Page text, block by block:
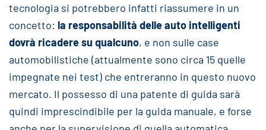
tecnologia si potrebbero infatti riassumere in un
concetto: la responsabilità delle auto intelligenti
dovrà ricadere su qualcuno, e non sulle case
automobilistiche (attualmente sono circa 15 quelle
impegnate nei test) che entreranno in questo nuovo
mercato. Il possesso di una patente di guida sarà
quindi imprescindibile per la guida manuale, e forse